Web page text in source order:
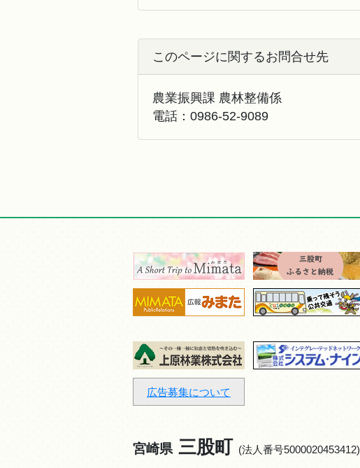
このページに関するお問合せ先
農業振興課 農林整備係
電話： 0986-52-9089
広告募集について
宮崎県 三股町 (法人番号5000020453412)